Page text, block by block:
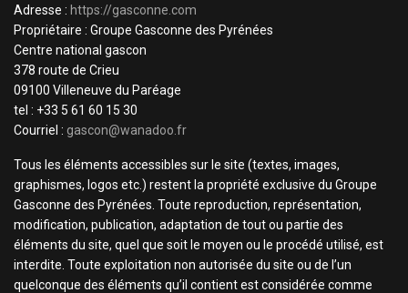
Adresse : https://gasconne.com
Propriétaire : Groupe Gasconne des Pyrénées
Centre national gascon
378 route de Crieu
09100 Villeneuve du Paréage
tel : +33 5 61 60 15 30
Courriel : gascon@wanadoo.fr
Tous les éléments accessibles sur le site (textes, images,
graphismes, logos etc.) restent la propriété exclusive du Groupe
Gasconne des Pyrénées. Toute reproduction, représentation,
modification, publication, adaptation de tout ou partie des
éléments du site, quel que soit le moyen ou le procédé utilisé, est
interdite. Toute exploitation non autorisée du site ou de l’un
quelconque des éléments qu’il contient est considérée comme